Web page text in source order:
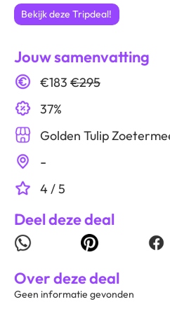
Bekijk deze Tripdeal!
Jouw samenvatting
€183 €295
37%
Golden Tulip
-
4 / 5
Deel deze deal
Over deze deal
Geen informatie gevonden